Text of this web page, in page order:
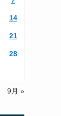
14
21
28
9月 »